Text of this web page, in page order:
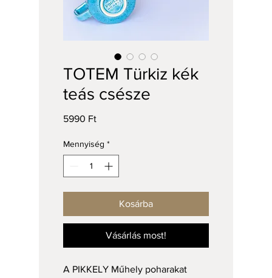
TOTEM Türkiz kék
teás csésze
5990 FtÁr
Mennyiség *
Kosárba
Vásárlás most!
A PIKKELY Műhely poharakat